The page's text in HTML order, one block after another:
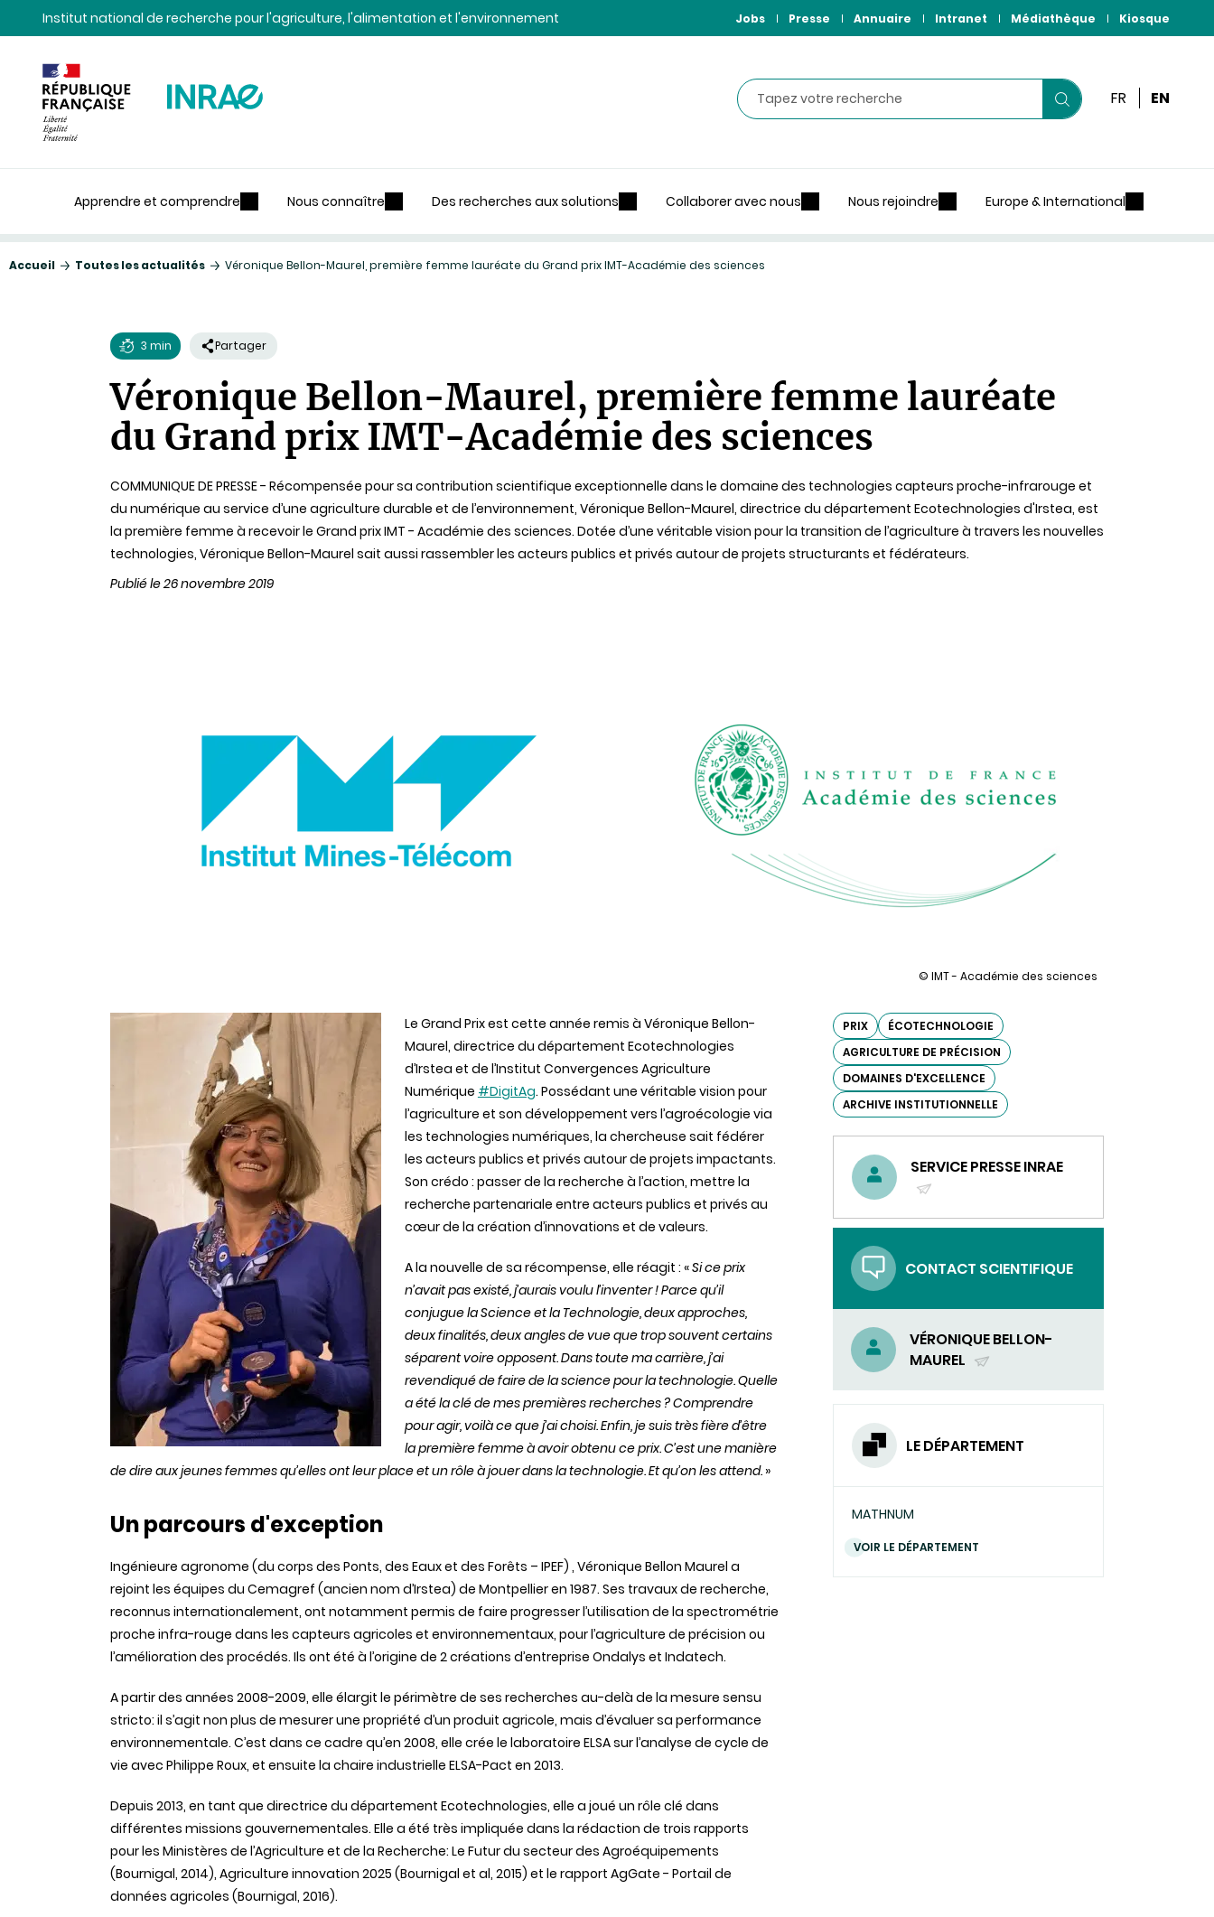
Contenu
Recherche
NavigationInstitut national de recherche pour l'agriculture, l'alimentation et l'environnement Jobs Presse Annuaire Intranet Médiathèque Kiosque
Rechercher
Lancer
FR EN
Apprendre et comprendre Nous connaître Des recherches aux solutions Collaborer avec nous Nous rejoindre Europe & International
Accueil Toutes les actualités Véronique Bellon-Maurel, première femme lauréate du Grand prix IMT-Académie des sciences
de
3 min Partager
Véronique Bellon-Maurel, première femme lauréate
du Grand prix IMT-Académie des sciences
COMMUNIQUE DE PRESSE - Récompensée pour sa contribution scientifique exceptionnelle dans le domaine des technologies capteurs proche-infrarouge et
du numérique au service d’une agriculture durable et de l’environnement, Véronique Bellon-Maurel, directrice du département Ecotechnologies d'Irstea, est
la première femme à recevoir le Grand prix IMT - Académie des sciences. Dotée d’une véritable vision pour la transition de l’agriculture à travers les nouvelles
technologies, Véronique Bellon-Maurel sait aussi rassembler les acteurs publics et privés autour de projets structurants et fédérateurs.
Publié le 26 novembre 2019
illustration
Maurel,
première
femme
lauréate
du
Grand
prix
des
sciences
© IMT - Académie des sciences
Le Grand Prix est cette année remis à Véronique Bellon-
Maurel, directrice du département Ecotechnologies
d’Irstea et de l’Institut Convergences Agriculture
Numérique #DigitAg. Possédant une véritable vision pour
l’agriculture et son développement vers l’agroécologie via
les technologies numériques, la chercheuse sait fédérer
les acteurs publics et privés autour de projets impactants.
Son crédo : passer de la recherche à l’action, mettre la
recherche partenariale entre acteurs publics et privés au
cœur de la création d’innovations et de valeurs.
A la nouvelle de sa récompense, elle réagit : «Si ce prix
n’avait pas existé, j’aurais voulu l’inventer ! Parce qu’il
conjugue la Science et la Technologie, deux approches,
deux finalités, deux angles de vue que trop souvent certains
séparent voire opposent. Dans toute ma carrière, j’ai
revendiqué de faire de la science pour la technologie. Quelle
a été la clé de mes premières recherches ? Comprendre
pour agir, voilà ce que j’ai choisi. Enfin, je suis très fière d’être
la première femme à avoir obtenu ce prix. C’est une manière
de dire aux jeunes femmes qu’elles ont leur place et un rôle à jouer dans la technologie. Et qu’on les attend. »
Un parcours d'exception
Ingénieure agronome (du corps des Ponts, des Eaux et des Forêts – IPEF) , Véronique Bellon Maurel a
rejoint les équipes du Cemagref (ancien nom d’Irstea) de Montpellier en 1987. Ses travaux de recherche,
reconnus internationalement, ont notamment permis de faire progresser l’utilisation de la spectrométrie
proche infra-rouge dans les capteurs agricoles et environnementaux, pour l’agriculture de précision ou
l’amélioration des procédés. Ils ont été à l’origine de 2 créations d’entreprise Ondalys et Indatech.
A partir des années 2008-2009, elle élargit le périmètre de ses recherches au-delà de la mesure sensu
stricto: il s’agit non plus de mesurer une propriété d’un produit agricole, mais d’évaluer sa performance
environnementale. C’est dans ce cadre qu’en 2008, elle crée le laboratoire ELSA sur l’analyse de cycle de
vie avec Philippe Roux, et ensuite la chaire industrielle ELSA-Pact en 2013.
Depuis 2013, en tant que directrice du département Ecotechnologies, elle a joué un rôle clé dans
différentes missions gouvernementales. Elle a été très impliquée dans la rédaction de trois rapports
pour les Ministères de l’Agriculture et de la Recherche: Le Futur du secteur des Agroéquipements
(Bournigal, 2014), Agriculture innovation 2025 (Bournigal et al, 2015) et le rapport AgGate - Portail de
données agricoles (Bournigal, 2016).
PRIX
ÉCOTECHNOLOGIE
AGRICULTURE DE PRÉCISION
DOMAINES D'EXCELLENCE
ARCHIVE INSTITUTIONNELLE
SERVICE PRESSE INRAE
UN
CONTACT SCIENTIFIQUE
VÉRONIQUE BELLON-
MAUREL
UN
LE DÉPARTEMENT
MATHNUM
VOIR LE DÉPARTEMENT